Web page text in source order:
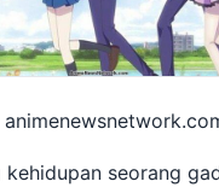
seorang